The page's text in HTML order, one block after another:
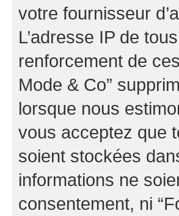
votre fournisseur
L’adresse IP de
renforcement de
Mode & Co”
lorsque nous
vous acceptez que
soient stockées
informations ne
consentement, ni